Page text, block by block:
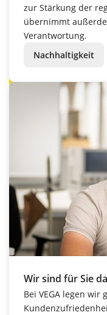
zur Stärkung der
übernimmt
Verantwortung.
Nachhaltigkeit
Wir sind für Sie da
Bei VEGA legen wir